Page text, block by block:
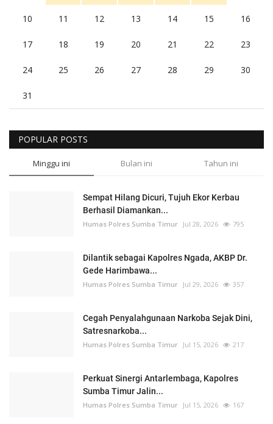
10 11 12 13 14 15 16
17 18 19 20 21 22 23
24 25 26 27 28 29 30
31
POPULAR POSTS
Minggu ini Bulan ini Tahun ini
Sempat Hilang Dicuri, Tujuh Ekor Kerbau
Berhasil Diamankan...
Humas Polres Sumba Timur Jul 28, 2026 795
Dilantik sebagai Kapolres Ngada, AKBP Dr.
Gede Harimbawa...
Humas Polres Sumba Timur Jul 29, 2026 357
Cegah Penyalahgunaan Narkoba Sejak Dini,
Satresnarkoba...
Humas Polres Sumba Timur Jul 15, 2026 217
Perkuat Sinergi Antarlembaga, Kapolres
Sumba Timur Jalin...
Humas Polres Sumba Timur Jul 15, 2026 167